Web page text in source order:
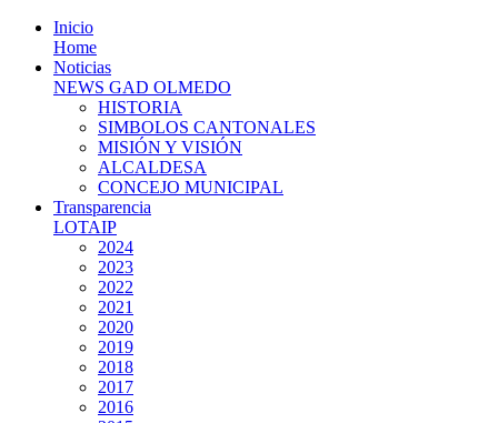
Inicio
Home
Noticias
NEWS GAD OLMEDO
HISTORIA
SIMBOLOS CANTONALES
MISIÓN Y VISIÓN
ALCALDESA
CONCEJO MUNICIPAL
Transparencia
LOTAIP
2024
2023
2022
2021
2020
2019
2018
2017
2016